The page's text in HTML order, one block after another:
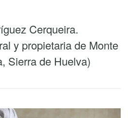
Cerqueira.
y propietaria de Monte
Sierra de Huelva)